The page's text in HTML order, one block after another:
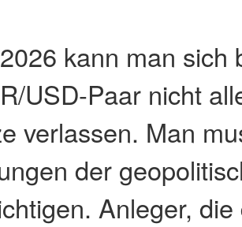
kann man sich
USD-Paar nicht
verlassen. Man
der
Anleger,